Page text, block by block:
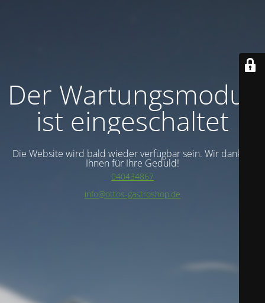
Der Wartungsmodus
ist eingeschaltet
Die Website wird bald wieder verfügbar sein. Wir danken
Ihnen für Ihre Geduld!
040434867
info@ottos-gastroshop.de